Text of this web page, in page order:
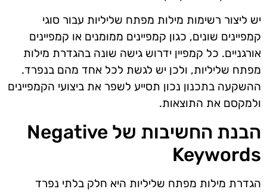
יש ליצור רשימות מילות מפתח שליליות עבור סוגי
קמפיינים שונים, כגון קמפיינים ממומנים או קמפיינים
אורגניים. כל קמפיין ידרוש גישה שונה בהגדרת מילות
מפתח שליליות, ולכן יש לגשת לכל אחד מהם בנפרד.
ההשקעה בתכנון נכון תסייע לשפר את ביצועי הקמפיינים
ולמקסם את התוצאות.
הבנת החשיבות של Negative
Keywords
הגדרת מילות מפתח שליליות היא חלק בלתי נפרד